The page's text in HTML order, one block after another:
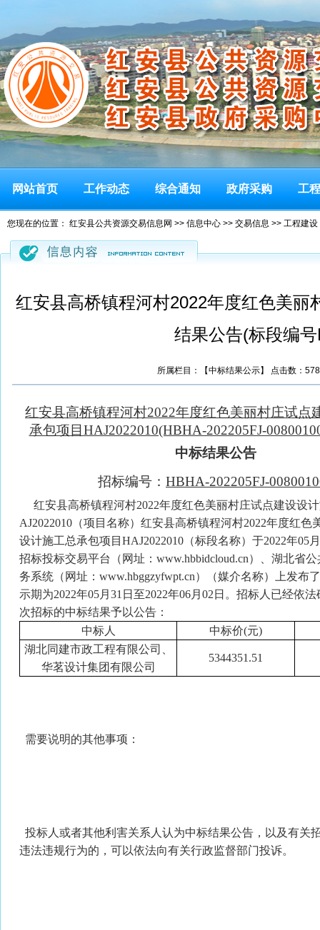
网站首页 工作动态 综合通知 政府采购 工
您现在的位置： 红安县公共资源交易信息网 >> 信息中心 >> 交易信息 >> 工程建设
红安县高桥镇程河村2022年度红色美
结果公告(标段编
所属栏目：【中标结果公示】 点击数：
红安县高桥镇程河村2022年度红色美丽村庄试点
承包项目HAJ2022010(HBHA-202205FJ-
中标结果公告
招标编号：HBHA-202205FJ-
红安县高桥镇程河村2022年度红色美丽村庄试点建设设
AJ2022010（项目名称）红安县高桥镇程河村2022年度红色
设计施工总承包项目HAJ2022010（标段名称）于2022年05
招标投标交易平台（网址：www.hbbidcloud.cn）、湖北省
务系统（网址：www.hbggzyfwpt.cn）（媒介名称）上发布
示期为2022年05月31日至2022年06月02日。招标人已经依
次招标的中标结果予以公告：
中标人
中标价(元)
湖北同建市政工程有限公司、
华茗设计集团有限公司
5344351.51
需要说明的其他事项：
投标人或者其他利害关系人认为中标结果公告，以及有关
违法违规行为的，可以依法向有关行政监督部门投诉。